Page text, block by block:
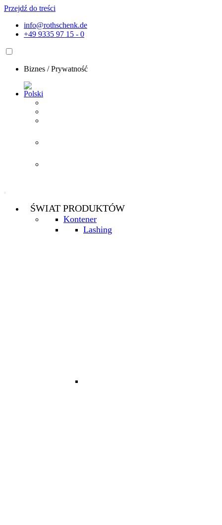
Przejdź do treści
info@rothschenk.de
+49 9335 97 15 - 0
Biznes /Prywatność
ŚWIAT PRODUKTÓW
Kontener
Lashing